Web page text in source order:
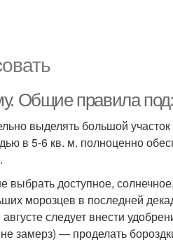
Общие правила
выделять большой
в 5-6 кв. м. полноценно
выбрать доступное,
морозцев в последней
следует внести
замерз) — проделать